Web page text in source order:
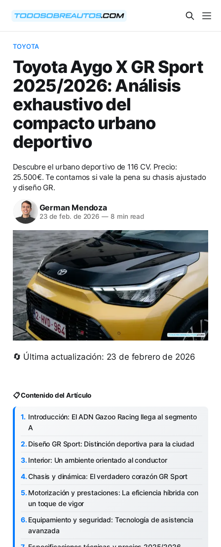
TOYOTA
Toyota Aygo X GR Sport
2025/2026: Análisis
exhaustivo del
compacto urbano
deportivo
Descubre el urbano deportivo de 116 CV. Precio:
25.500€. Te contamos si vale la pena su chasis ajustado
y diseño GR.
German Mendoza
23 de feb. de 2026 — 8 min read
🔄 Última actualización: 23 de febrero de 2026
📋 Contenido del Artículo
Introducción: El ADN Gazoo Racing llega al segmento
A
Diseño GR Sport: Distinción deportiva para la ciudad
Interior: Un ambiente orientado al conductor
Chasis y dinámica: El verdadero corazón GR Sport
Motorización y prestaciones: La eficiencia híbrida con
un toque de vigor
Equipamiento y seguridad: Tecnología de asistencia
avanzada